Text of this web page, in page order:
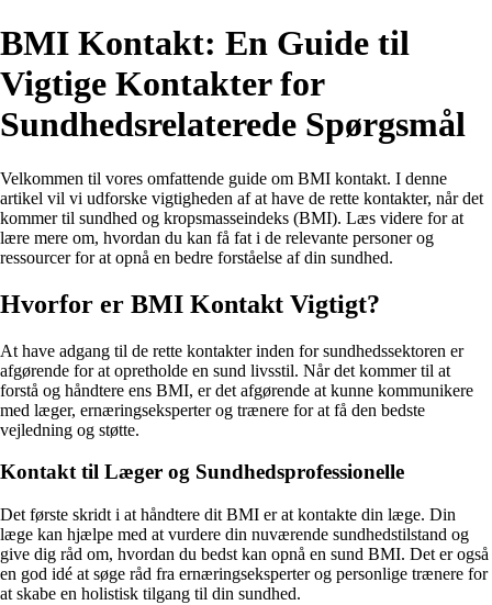
BMI Kontakt: En Guide til
Vigtige Kontakter for
Sundhedsrelaterede Spørgsmål
Velkommen til vores omfattende guide om BMI kontakt. I denne
artikel vil vi udforske vigtigheden af at have de rette kontakter, når det
kommer til sundhed og kropsmasseindeks (BMI). Læs videre for at
lære mere om, hvordan du kan få fat i de relevante personer og
ressourcer for at opnå en bedre forståelse af din sundhed.
Hvorfor er BMI Kontakt Vigtigt?
At have adgang til de rette kontakter inden for sundhedssektoren er
afgørende for at opretholde en sund livsstil. Når det kommer til at
forstå og håndtere ens BMI, er det afgørende at kunne kommunikere
med læger, ernæringseksperter og trænere for at få den bedste
vejledning og støtte.
Kontakt til Læger og Sundhedsprofessionelle
Det første skridt i at håndtere dit BMI er at kontakte din læge. Din
læge kan hjælpe med at vurdere din nuværende sundhedstilstand og
give dig råd om, hvordan du bedst kan opnå en sund BMI. Det er også
en god idé at søge råd fra ernæringseksperter og personlige trænere for
at skabe en holistisk tilgang til din sundhed.